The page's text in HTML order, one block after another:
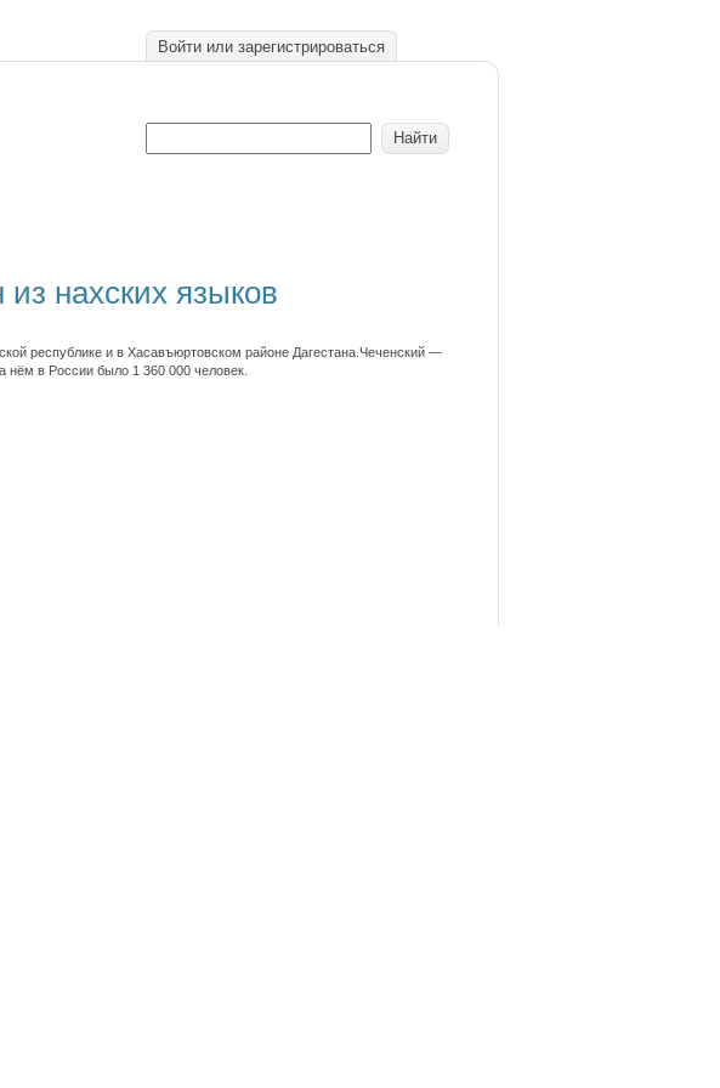
Войти или зарегистрироваться
нахских языков
республике и в Хасавъюртовском районе Дагестана.Чеченский —
нём в России было 1 360 000 человек.